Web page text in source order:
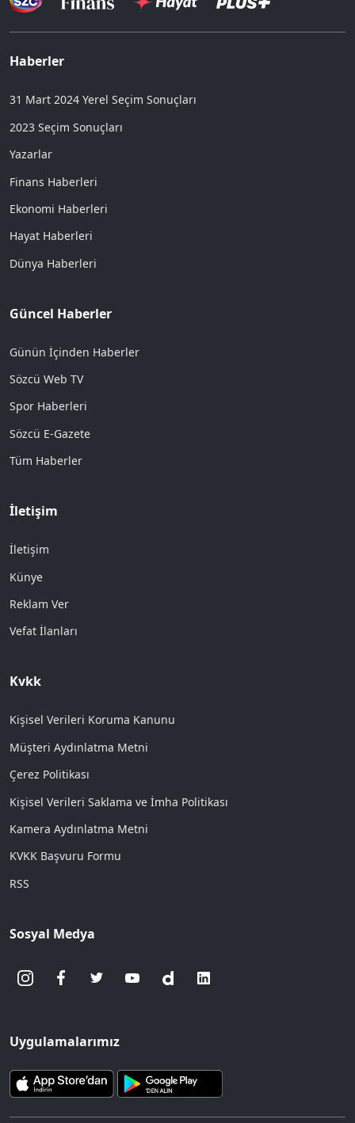
Haberler
31 Mart 2024 Yerel Seçim Sonuçları
2023 Seçim Sonuçları
Yazarlar
Finans Haberleri
Ekonomi Haberleri
Hayat Haberleri
Dünya Haberleri
Güncel Haberler
Günün İçinden Haberler
Sözcü Web TV
Spor Haberleri
Sözcü E-Gazete
Tüm Haberler
İletişim
İletişim
Künye
Reklam Ver
Vefat İlanları
Kvkk
Kişisel Verileri Koruma Kanunu
Müşteri Aydınlatma Metni
Çerez Politikası
Kişisel Verileri Saklama ve İmha Politikası
Kamera Aydınlatma Metni
KVKK Başvuru Formu
RSS
Sosyal Medya
Uygulamalarımız